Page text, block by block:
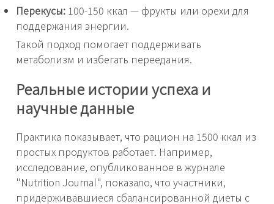
Перекусы: 100-150 ккал — фрукты или орехи для
поддержания энергии.
Такой подход помогает поддерживать
метаболизм и избегать переедания.
Реальные истории успеха и
научные данные
Практика показывает, что рацион на 1500 ккал из
простых продуктов работает. Например,
исследование, опубликованное в журнале
"Nutrition Journal", показало, что участники,
придерживавшиеся сбалансированной диеты с